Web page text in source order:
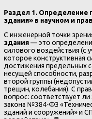
Раздел 1. Определение
здания» в научном и
С инженерной точки
здания— это
силового воздействия (с
которое конструктивная
достижения предельных
несущей способности,
второй группы
трещин, колебания). С
вопрос: соответствует
закона №384-ФЗ
зданий и сооружений» и